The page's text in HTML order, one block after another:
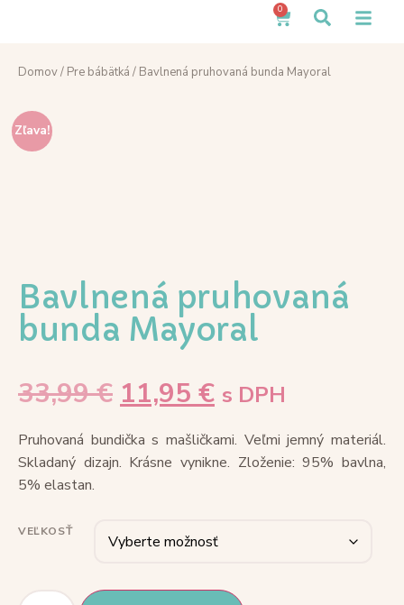
0
Domov/ Pre bábätká / Bavlnená pruhovaná bunda Mayoral
Zľava!
Bavlnená pruhovaná
bunda Mayoral
33,99€ 11,95 € s DPH
Pruhovaná bundička s mašličkami. Veľmi jemný materiál.
Skladaný dizajn. Krásne vynikne. Zloženie: 95% bavlna,
5% elastan.
VEĽKOSŤ